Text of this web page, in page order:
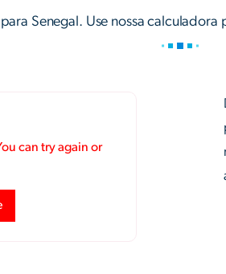
Senegal. Use nossa calculadora